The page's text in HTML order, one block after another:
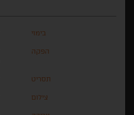
בימוי
הפקה
תסריט
צילום